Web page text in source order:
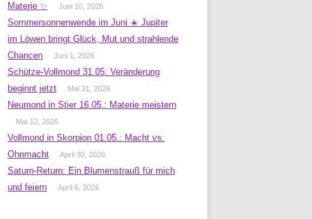
Materie ✨
Juni 10, 2026
Sommersonnenwende im Juni ☀️ Jupiter
im Löwen bringt Glück, Mut und strahlende
Chancen
Juni 1, 2026
Schütze-Vollmond 31.05: Veränderung
beginnt jetzt
Mai 31, 2026
Neumond in Stier 16.05.: Materie meistern
Mai 12, 2026
Vollmond in Skorpion 01.05.: Macht vs.
Ohnmacht
April 30, 2026
Saturn-Return: Ein Blumenstrauß für mich
und feiern
April 6, 2026